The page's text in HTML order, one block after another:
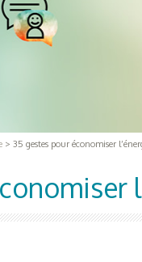
> 35 gestes pour économiser